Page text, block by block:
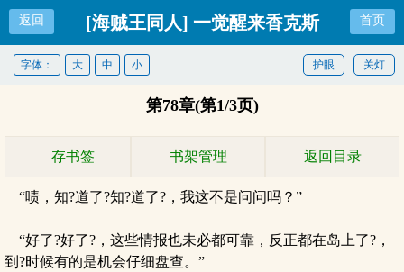
返回 [海贼王同人] 一觉醒来香克斯 首页
关灯
护眼
字体： 大 中 小
第78章(第1/3页)
存书签 书架管理 返回目录
“啧，知?道了?知?道了?，我这不是问问吗？”
“好了?好了?，这些情报也未必都可靠，反正都在岛上了?，
到?时候有的是机会仔细盘查。”